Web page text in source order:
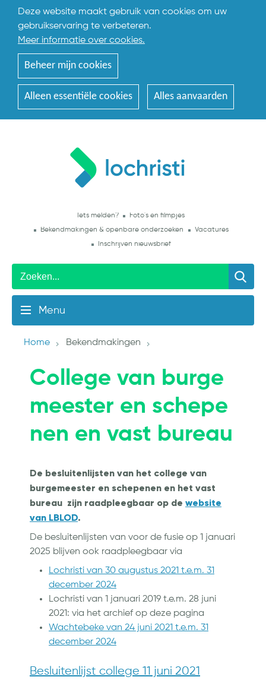
Deze website maakt gebruik van cookies om uw
gebruikservaring te verbeteren.
Meer informatie over cookies.
Beheer mijn cookies
Alleen essentiële cookies Alles aanvaarden
Iets melden?
Foto's en filmpjes
Bekendmakingen & openbare onderzoeken
Vacatures
Inschrijven nieuwsbrief
Menu
Home Bekendmakingen
College van burge
meester en schepe
nen en vast bureau
De besluitenlijsten van het college van
burgemeester en schepenen en het vast
bureau zijn raadpleegbaar op de website
van LBLOD.
De besluitenlijsten van voor de fusie op 1 januari
2025 blijven ook raadpleegbaar via
Lochristi van 30 augustus 2021 t.e.m. 31
december 2024
Lochristi van 1 januari 2019 t.e.m. 28 juni
2021: via het archief op deze pagina
Wachtebeke van 24 juni 2021 t.e.m. 31
december 2024
Besluitenlijst college 11 juni 2021